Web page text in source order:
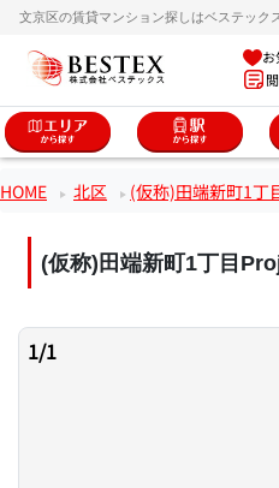
文京区の賃貸マンション探しはベステック
お
HOME 北区 (仮称)田端新町1丁
(仮称)田端新町1丁目
1/1